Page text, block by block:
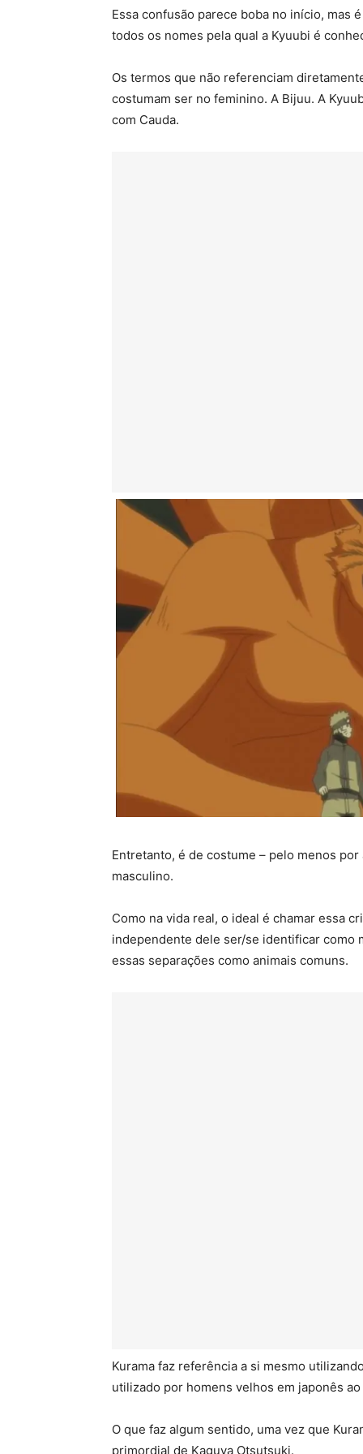
Essa confusão parece boba no início, mas
todos os nomes pela qual a Kyuubi é
Os termos que não referenciam
costumam ser no feminino. A Bijuu. A
com Cauda.
Entretanto, é de costume – pelo menos
masculino.
Como na vida real, o ideal é chamar essa
independente dele ser/se identificar como
essas separações como animais comuns.
Kurama faz referência a si mesmo
utilizado por homens velhos em japonês
O que faz algum sentido, uma vez que
primordial de Kaguya Otsutsuki.